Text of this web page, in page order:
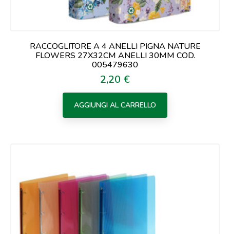
RACCOGLITORE A 4 ANELLI PIGNA NATURE
FLOWERS 27X32CM ANELLI 30MM COD.
005479630
Prezzo
2,20 €
AGGIUNGI AL CARRELLO